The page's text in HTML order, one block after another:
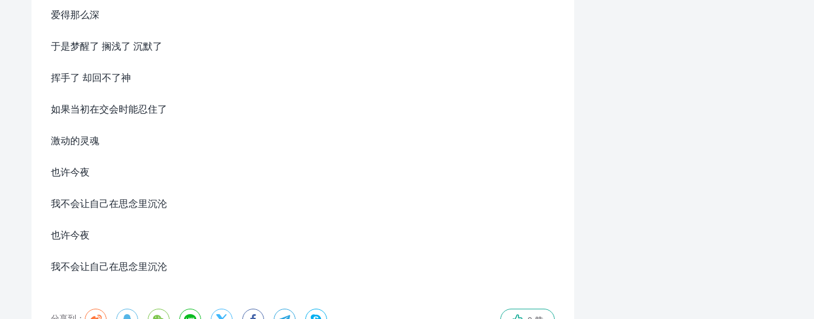
爱得那么深
于是梦醒了 搁浅了 沉默了
挥手了 却回不了神
如果当初在交会时能忍住了
激动的灵魂
也许今夜
我不会让自己在思念里沉沦
也许今夜
我不会让自己在思念里沉沦